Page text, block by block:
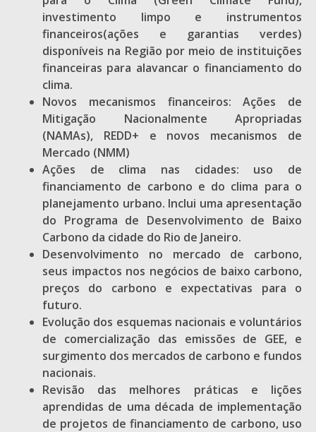
investimento limpo e instrumentos
financeiros(ações e garantias verdes)
disponíveis na Região por meio de instituições
financeiras para alavancar o financiamento do
clima.
Novos mecanismos financeiros: Ações de
Mitigação Nacionalmente Apropriadas
(NAMAs), REDD+ e novos mecanismos de
Mercado (NMM)
Ações de clima nas cidades: uso de
financiamento de carbono e do clima para o
planejamento urbano. Inclui uma apresentação
do Programa de Desenvolvimento de Baixo
Carbono da cidade do Rio de Janeiro.
Desenvolvimento no mercado de carbono,
seus impactos nos negócios de baixo carbono,
preços do carbono e expectativas para o
futuro.
Evolução dos esquemas nacionais e voluntários
de comercialização das emissões de GEE, e
surgimento dos mercados de carbono e fundos
nacionais.
Revisão das melhores práticas e lições
aprendidas de uma década de implementação
de projetos de financiamento de carbono, uso